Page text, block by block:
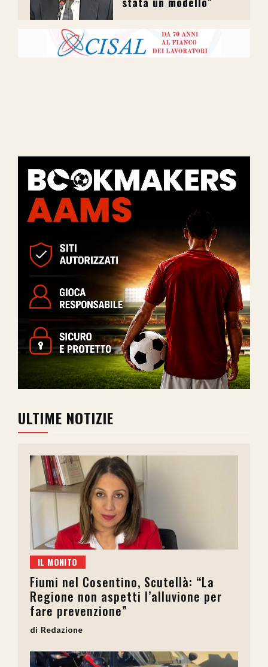
ULTIME NOTIZIE
IL MONITO
Fiumi nel Cosentino, Scutellà: “La
Regione non aspetti l’alluvione per
fare prevenzione”
Redazione